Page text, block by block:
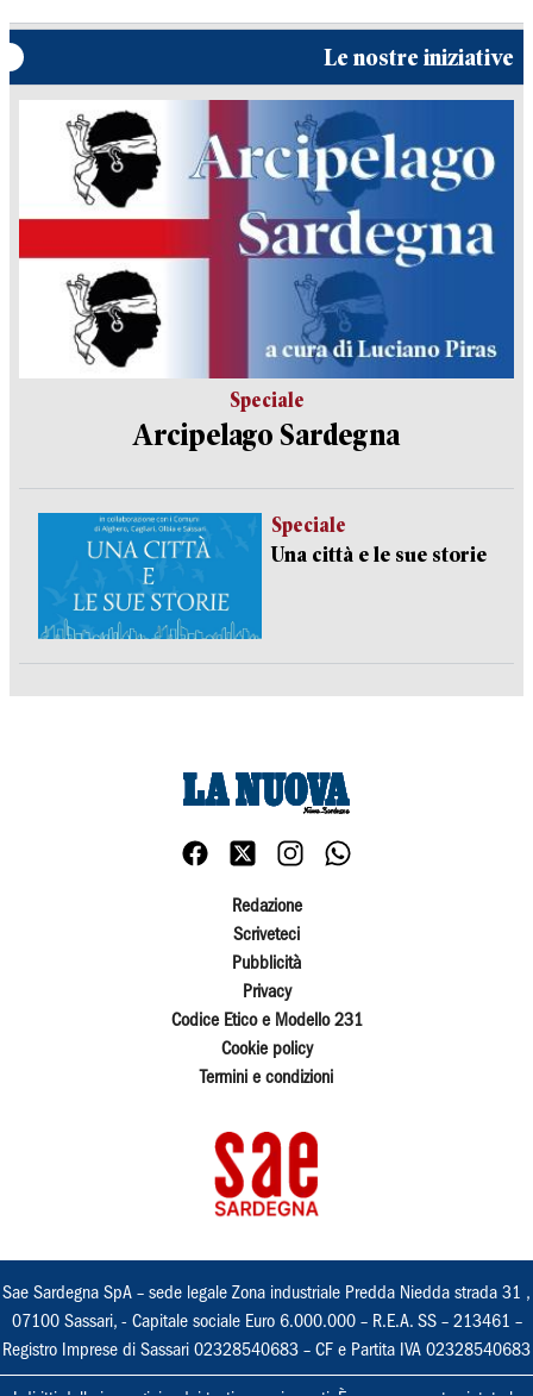
Le nostre iniziative
Speciale
Arcipelago Sardegna
Speciale
Una città e le sue storie
Redazione
Scriveteci
Pubblicità
Privacy
Codice Etico e Modello 231
Cookie policy
Termini e condizioni
Sae Sardegna SpA – sede legale Zona industriale Predda Niedda strada 31 ,
07100 Sassari, - Capitale sociale Euro 6.000.000 – R.E.A. SS – 213461 –
Registro Imprese di Sassari 02328540683 – CF e Partita IVA 02328540683